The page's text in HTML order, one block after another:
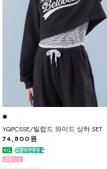
YQPCSSE/빌럽드 와이드 상하 SET
74,800원